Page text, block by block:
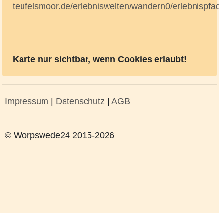
teufelsmoor.de/erlebniswelten/wandern0/
Karte nur sichtbar, wenn Cookies erlaubt!
Impressum | Datenschutz | AGB
© Worpswede24 2015-2026